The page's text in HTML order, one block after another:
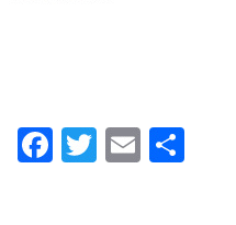
F T E